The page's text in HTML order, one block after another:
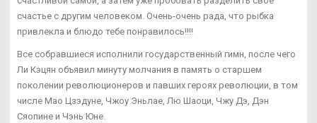
счастье с другим человеком. Очень-очень рада, что рыбка
привлекла и блюдо тебе понравилось!!!!
Все собравшиеся исполнили государственный гимн, после чего
Ли Кэцян объявил минуту молчания в память о старшем
поколении революционеров и павших героях революции, в том
числе Мао Цзэдуне, Чжоу Эньлае, Лю Шаоци, Чжу Дэ, Дэн
Сяопине и Чэнь Юне.